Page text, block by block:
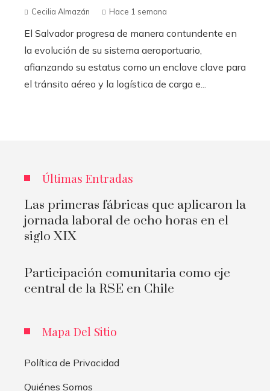
Cecilia Almazán Hace 1 semana
El Salvador progresa de manera contundente en
la evolución de su sistema aeroportuario,
afianzando su estatus como un enclave clave para
el tránsito aéreo y la logística de carga e...
Últimas Entradas
Las primeras fábricas que aplicaron la
jornada laboral de ocho horas en el
siglo XIX
Participación comunitaria como eje
central de la RSE en Chile
Mapa Del Sitio
Política de Privacidad
Quiénes Somos